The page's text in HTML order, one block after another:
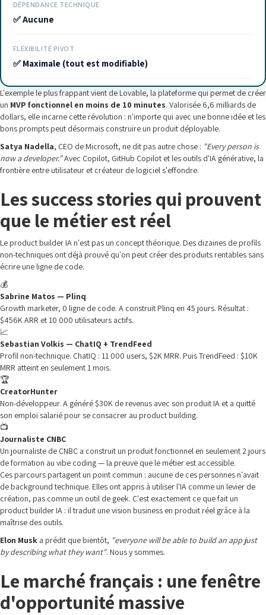
DÉPENDANCE TECHNIQUE
✅ Aucune
FLEXIBILITÉ PIVOT
✅ Maximale (tout est modifiable)
L'exemple le plus frappant vient de Lovable, la plateforme qui permet de créer
un MVP fonctionnel en moins de 10 minutes. Valorisée 6,6 milliards de
dollars, elle incarne cette révolution : n'importe qui avec une bonne idée et les
bons prompts peut désormais construire un produit déployable.
Satya Nadella, CEO de Microsoft, ne dit pas autre chose : "Every person is
now a developer."Avec Copilot, GitHub Copilot et les outils d'IA générative, la
frontière entre utilisateur et créateur de logiciel s'effondre.
Les success stories qui prouvent
que le métier est réel
Le product builder IA n'est pas un concept théorique. Des dizaines de profils
non-techniques ont déjà prouvé qu'on peut créer des produits rentables sans
écrire une ligne de code.
💰
Sabrine Matos — Plinq
Growth marketer, 0 ligne de code. A construit Plinq en 45 jours. Résultat :
$456K ARR et 10 000 utilisateurs actifs.
📈
Sebastian Volkis — ChatIQ + TrendFeed
Profil non-technique. ChatIQ : 11 000 users, $2K MRR. Puis TrendFeed : $10K
MRR atteint en seulement 1 mois.
🏆
CreatorHunter
Non-développeur. A généré $30K de revenus avec son produit IA et a quitté
son emploi salarié pour se consacrer au product building.
📺
Journaliste CNBC
Un journaliste de CNBC a construit un produit fonctionnel en seulement 2 jours
de formation au vibe coding — la preuve que le métier est accessible.
Ces parcours partagent un point commun : aucune de ces personnes n'avait
de background technique. Elles ont appris à utiliser l'IA comme un levier de
création, pas comme un outil de geek. C'est exactement ce que fait un
product builder IA : il traduit une vision business en produit réel grâce à la
maîtrise des outils.
Elon Musk a prédit que bientôt, "everyone will be able to build an app just
by describing what they want". Nous y sommes.
Le marché français : une fenêtre
d'opportunité massive